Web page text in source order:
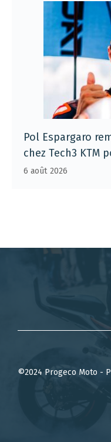
Pol Espargaro
chez Tech3 KTM
6 août 2026
©2024 Progeco Moto -